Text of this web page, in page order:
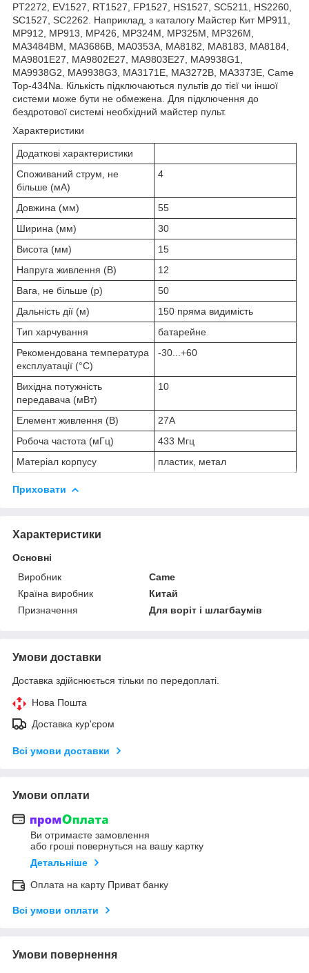
PT2272, EV1527, RT1527, FP1527, HS1527, SC5211, HS2260,
SC1527, SC2262. Наприклад, з каталогу Майстер Кит MP911,
MP912, MP913, MP426, MP324M, MP325M, MP326M,
MA3484BM, MA3686B, MA0353A, MA8182, MA8183, MA8184,
MA9801E27, MA9802E27, MA9803E27, MA9938G1,
MA9938G2, MA9938G3, MA3171E, MA3272B, MA3373E, Came
Top-434Na. Кількість підключаються пультів до тієї чи іншої
системи може бути не обмежена. Для підключення до
бездротової системі необхідний майстер пульт.
Характеристики
Додаткові характеристики
Споживаний струм, не
більше (мА)
4
Довжина (мм)
55
Ширина (мм)
30
Висота (мм)
15
Напруга живлення (В)
12
Вага, не більше (р)
50
Дальність дії (м)
150 пряма видимість
Тип харчування
батарейне
Рекомендована температура
експлуатації (°С)
-30...+60
Вихідна потужність
передавача (мВт)
10
Елемент живлення (B)
27А
Робоча частота (мГц)
433 Мгц
Матеріал корпусу
пластик, метал
Приховати
Характеристики
Основні
Виробник
Came
Країна виробник
Китай
Призначення
Для воріт і шлагбаумів
Умови доставки
Доставка здійснюється тільки по передоплаті.
Нова Пошта
Доставка кур'єром
Всі умови доставки
Умови оплати
Ви отримаєте замовлення
або гроші повернуться на вашу картку
Детальніше
Оплата на карту Приват банку
Всі умови оплати
Умови повернення